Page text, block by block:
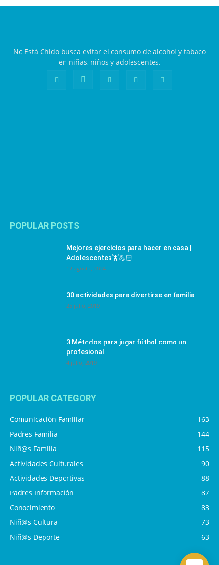
No Está Chido busca evitar el consumo de alcohol y tabaco
en niñas, niños y adolescentes.
POPULAR POSTS
Mejores ejercicios para hacer en casa |
Adolescentes🏋️💪🏻
12 agosto, 2024
30 actividades para divertirse en familia
25 julio, 2019
3 Métodos para jugar fútbol como un
profesional
4 julio, 2019
POPULAR CATEGORY
Comunicación Familiar
163
Padres Familia
144
Niñ@s Familia
115
Actividades Culturales
90
Actividades Deportivas
88
Padres Información
87
Conocimiento
83
Niñ@s Cultura
73
Niñ@s Deporte
63